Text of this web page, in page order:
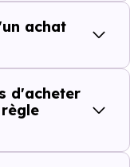
achat
d'acheter